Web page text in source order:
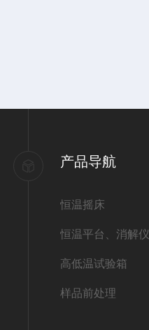
产品导航
恒温摇床
恒温平台、消解仪
高低温试验箱
样品前处理